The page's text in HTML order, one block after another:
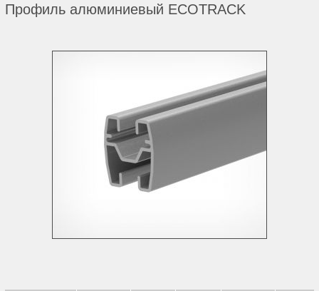
Профиль алюминиевый ECOTRACK